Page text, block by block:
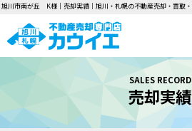
SALES RECORD
売却実績